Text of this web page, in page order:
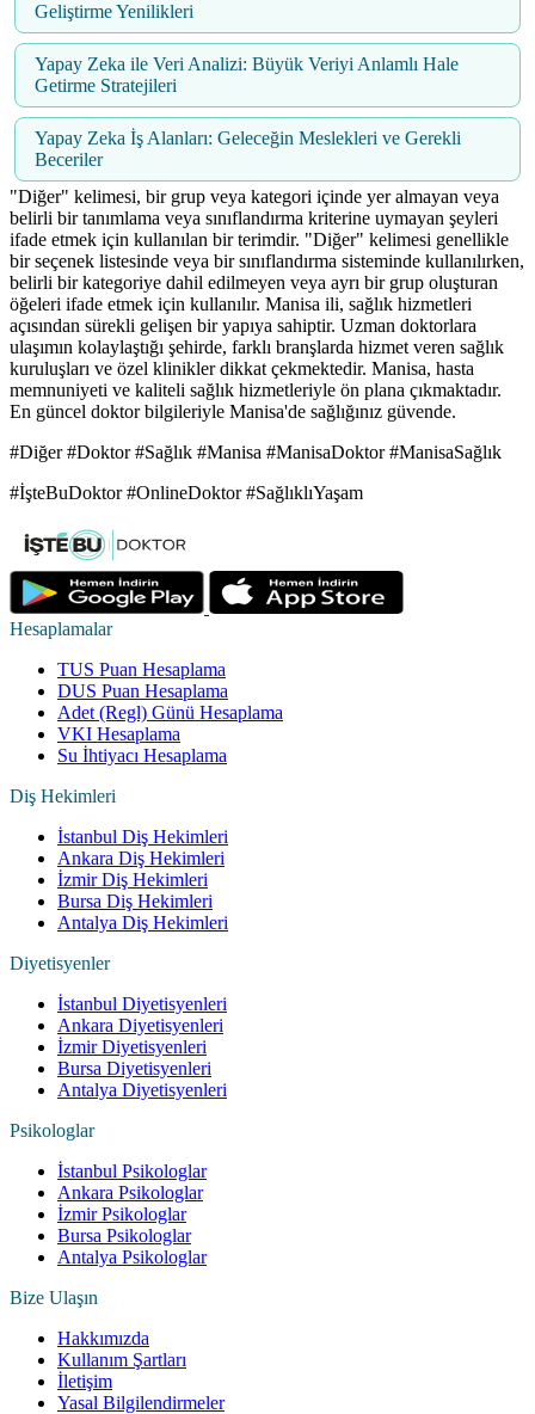
Geliştirme Yenilikleri
Yapay Zeka ile Veri Analizi: Büyük Veriyi Anlamlı Hale
Getirme Stratejileri
Yapay Zeka İş Alanları: Geleceğin Meslekleri ve Gerekli
Beceriler
"Diğer" kelimesi, bir grup veya kategori içinde yer almayan veya
belirli bir tanımlama veya sınıflandırma kriterine uymayan şeyleri
ifade etmek için kullanılan bir terimdir. "Diğer" kelimesi genellikle
bir seçenek listesinde veya bir sınıflandırma sisteminde kullanılırken,
belirli bir kategoriye dahil edilmeyen veya ayrı bir grup oluşturan
öğeleri ifade etmek için kullanılır. Manisa ili, sağlık hizmetleri
açısından sürekli gelişen bir yapıya sahiptir. Uzman doktorlara
ulaşımın kolaylaştığı şehirde, farklı branşlarda hizmet veren sağlık
kuruluşları ve özel klinikler dikkat çekmektedir. Manisa, hasta
memnuniyeti ve kaliteli sağlık hizmetleriyle ön plana çıkmaktadır.
En güncel doktor bilgileriyle Manisa'de sağlığınız güvende.
#Diğer #Doktor #Sağlık #Manisa #ManisaDoktor #ManisaSağlık
#İşteBuDoktor #OnlineDoktor #SağlıklıYaşam
Hesaplamalar
TUS Puan Hesaplama
DUS Puan Hesaplama
Adet (Regl) Günü Hesaplama
VKI Hesaplama
Su İhtiyacı Hesaplama
Diş Hekimleri
İstanbul Diş Hekimleri
Ankara Diş Hekimleri
İzmir Diş Hekimleri
Bursa Diş Hekimleri
Antalya Diş Hekimleri
Diyetisyenler
İstanbul Diyetisyenleri
Ankara Diyetisyenleri
İzmir Diyetisyenleri
Bursa Diyetisyenleri
Antalya Diyetisyenleri
Psikologlar
İstanbul Psikologlar
Ankara Psikologlar
İzmir Psikologlar
Bursa Psikologlar
Antalya Psikologlar
Bize Ulaşın
Hakkımızda
Kullanım Şartları
İletişim
Yasal Bilgilendirmeler